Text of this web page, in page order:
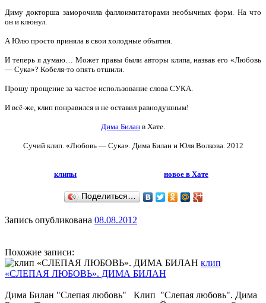
Диму докторша заморочила фаллоимитаторами необычных форм. На что
он и клюнул.
А Юлю просто приняла в свои холодные объятия.
И теперь я думаю… Может правы были авторы клипа, назвав его «Любовь
— Сука»? Кобеля-то опять отшили.
Прошу прощение за частое использование слова СУКА.
И всё-же, клип понравился и не оставил равнодушным!
Дима Билан в Хате.
Сучий клип. «Любовь — Сука».Дима Билан и Юля Волкова. 2012
клипы новое в Хате
Поделиться…
Запись опубликована 08.08.2012
Похожие записи:
клип
«СЛЕПАЯ ЛЮБОВЬ». ДИМА БИЛАН
Дима Билан "Слепая любовь" Клип "Слепая любовь". Дима